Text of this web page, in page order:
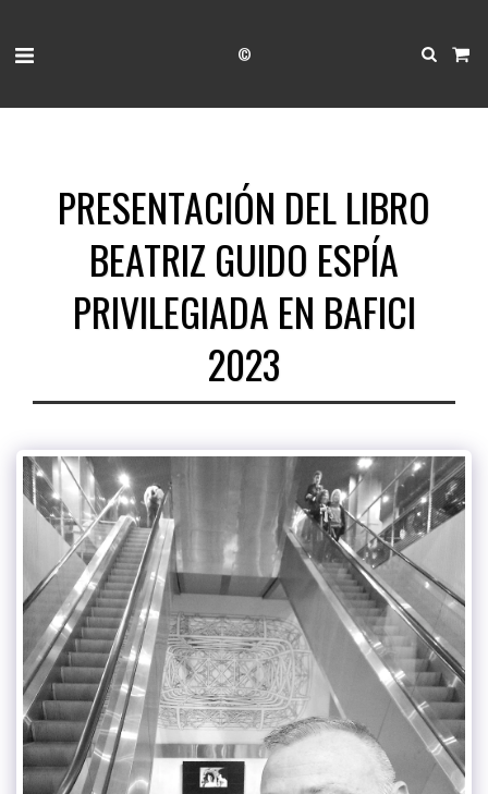
©
PRESENTACIÓN DEL LIBRO
BEATRIZ GUIDO ESPÍA
PRIVILEGIADA EN BAFICI
2023